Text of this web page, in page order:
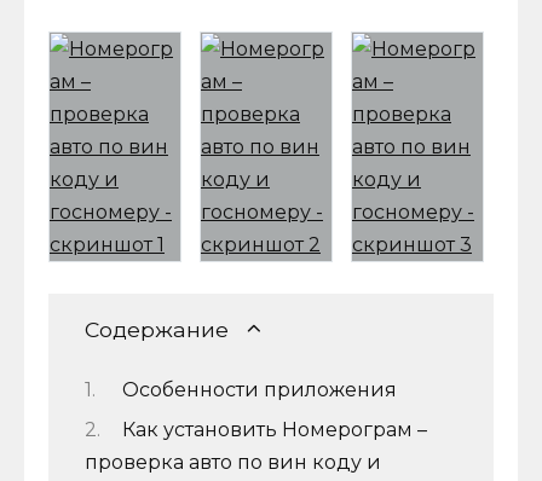
Содержание
Особенности приложения
Как установить Номерограм –
проверка авто по вин коду и